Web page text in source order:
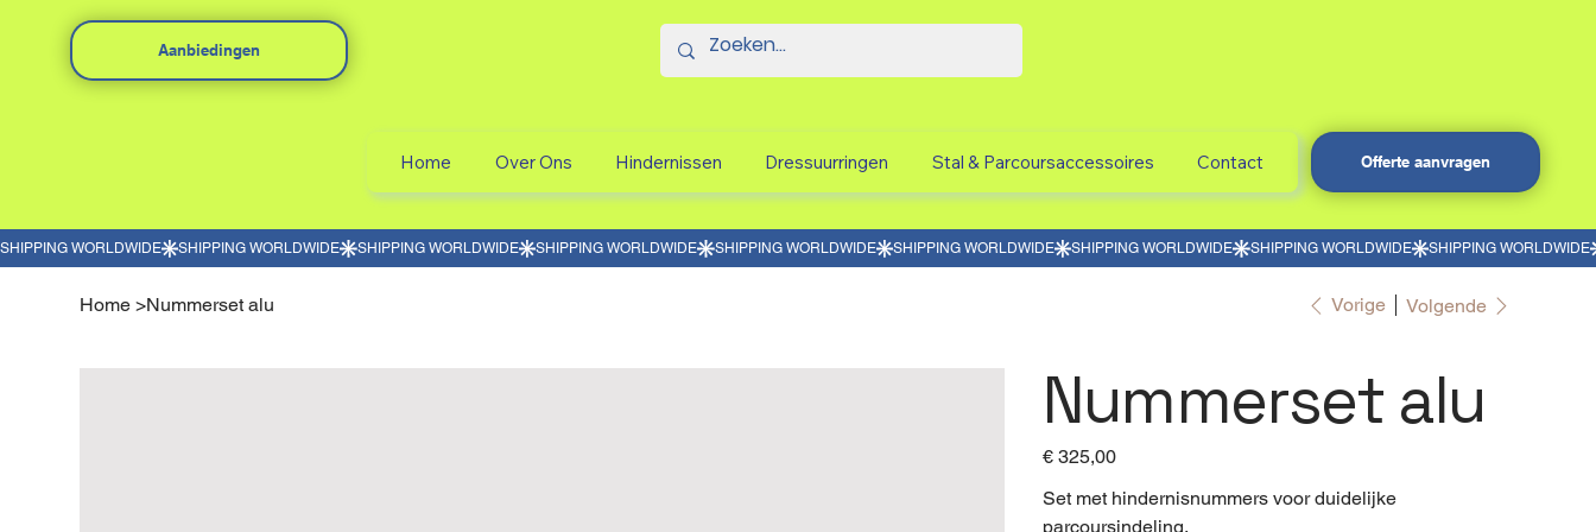
Home Over Ons Hindernissen Dressuurringen Stal & Parcoursaccessoires Contact
Aanbiedingen
Offerte aanvragen
Home >Nummerset alu Vorige Volgende
Nummerset alu
Prijs
€ 325,00
Set met hindernisnummers voor duidelijke
parcoursindeling.